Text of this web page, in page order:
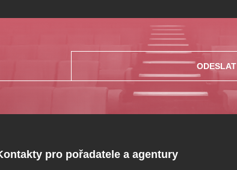
ODESLAT
pro pořadatele a agentury